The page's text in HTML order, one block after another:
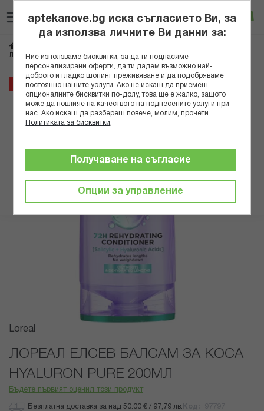
към
съдържанието
Вход
ЛОРЕАЛ ЕЛСЕВ БАЛСАМ ЗА КОСА HYALURON PURE 200МЛ
9%
Преминете
края
Преминете
началото
галерия
със
Loreal
ЛОРЕАЛ ЕЛСЕВ БАЛСАМ ЗА КОСА
HYALURON PURE 200МЛ
Бъдете първият оценил този продукт
Безплатна доставка за над 50.00 € / 97,79 лв.
aptekanove.bg иска съгласието Ви, за
да използва личните Ви данни за:
Ние използваме бисквитки, за да ти поднасяме
персонализирани оферти, да ти дадем възможно най-
доброто и гладко шопинг преживяване и да подобряваме
постоянно нашите услуги. Ако не искаш да приемеш
опционалните бисквитки по-долу, това ще е жалко, защото
може да повлияе на качеството на поднесените услуги при
нас. Ако искаш да разбереш повече, молим, прочети
Политиката за бисквитки
Опции за управление
Получаване на съгласие